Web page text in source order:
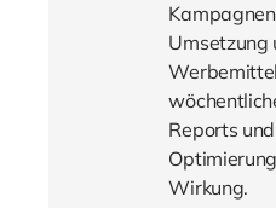
Umsetzung
Reports
Wirkung.